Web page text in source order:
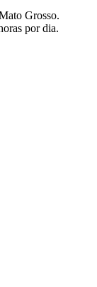
Grosso.
por dia.